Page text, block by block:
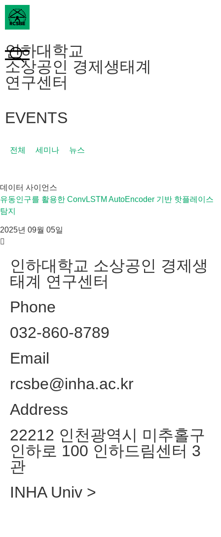
인하대학교
소상공인 경제생태계
연구센터
EVENTS
전체 세미나 뉴스
데이터 사이언스
유동인구를 활용한 ConvLSTM AutoEncoder 기반 핫플레이스
탐지
2025년 09월 05일
인하대학교 소상공인 경제생
태계 연구센터
Phone
032-860-8789
Email
rcsbe@inha.ac.kr
Address
22212 인천광역시 미추홀구
인하로 100 인하드림센터 3
관
INHA Univ >